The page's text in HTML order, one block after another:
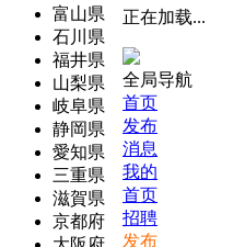
富山県
石川県
福井県
山梨県
岐阜県
静岡県
愛知県
三重県
滋賀県
京都府
正在加载...
全局导航
首页
发布
消息
我的
首页
招聘
发布